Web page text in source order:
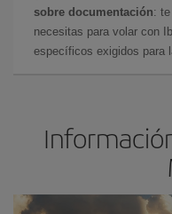
sobre documentación:
necesitas para volar con
específicos exigidos para